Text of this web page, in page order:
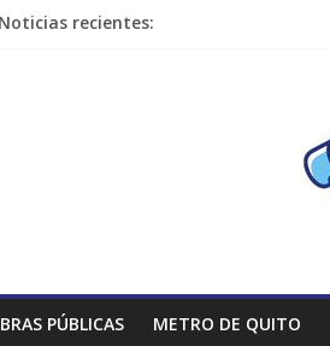
Noticias recientes:
PÚBLICAS METRO DE QUITO